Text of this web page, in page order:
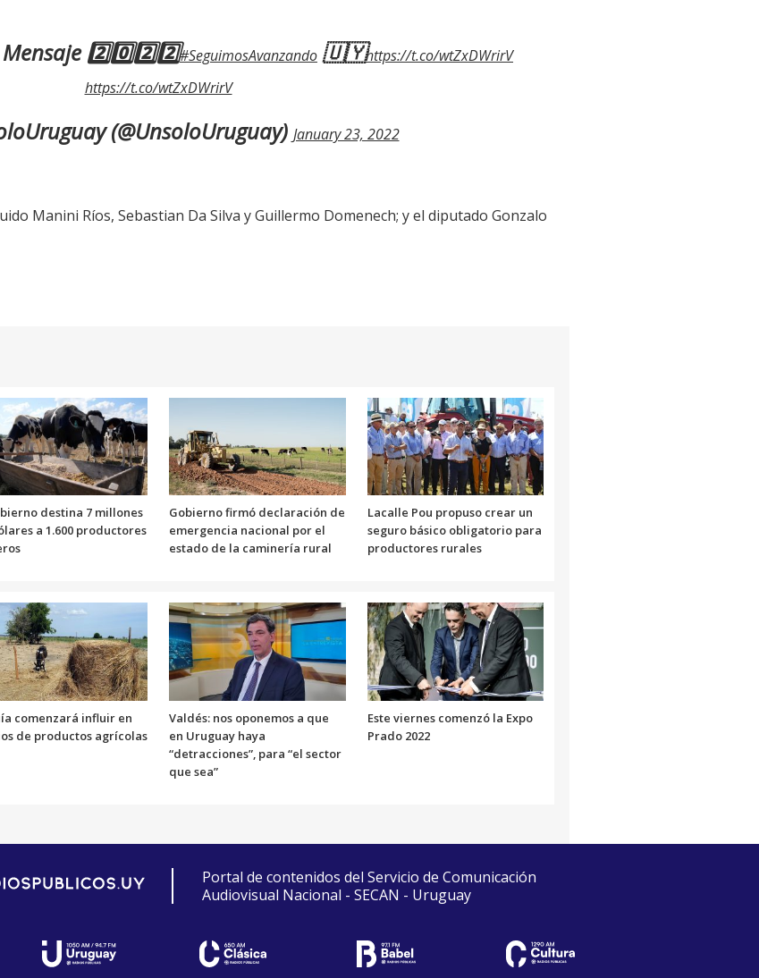
2️⃣0️⃣2️⃣2️⃣#SeguimosAvanzando 🇺🇾https://t.co/wtZxDWrirV
https://t.co/wtZxDWrirV
(@UnsoloUruguay) January 23, 2022
Manini Ríos, Sebastian Da Silva y Guillermo Domenech; y el diputado Gonzalo
destina 7 millones
a 1.600 productores
Gobierno firmó declaración de
emergencia nacional por el
estado de la caminería rural
Lacalle Pou propuso crear un
seguro básico obligatorio para
productores rurales
comenzará influir en
de productos agrícolas
Valdés: nos oponemos a que
en Uruguay haya
“detracciones”, para “el sector
que sea”
Este viernes comenzó la Expo
Prado 2022
Portal de contenidos del Servicio de Comunicación
Audiovisual Nacional - SECAN - Uruguay